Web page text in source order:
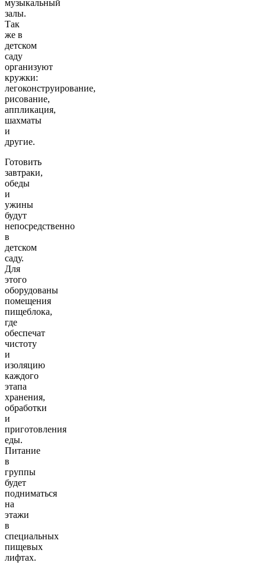
музыкальный
залы.
Так
же в
детском
саду
организуют
кружки:
легоконструирование,
рисование,
аппликация,
шахматы
и
другие.
Готовить
завтраки,
обеды
и
ужины
будут
непосредственно
в
детском
саду.
Для
этого
оборудованы
помещения
пищеблока,
где
обеспечат
чистоту
и
изоляцию
каждого
этапа
хранения,
обработки
и
приготовления
еды.
Питание
в
группы
будет
подниматься
на
этажи
в
специальных
пищевых
лифтах.